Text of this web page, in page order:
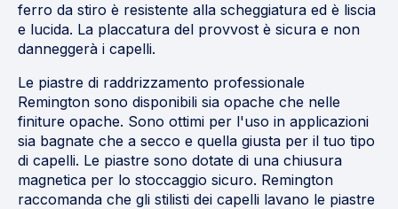
ferro da stiro è resistente alla scheggiatura ed è liscia
e lucida. La placcatura del provvost è sicura e non
danneggerà i capelli.
Le piastre di raddrizzamento professionale
Remington sono disponibili sia opache che nelle
finiture opache. Sono ottimi per l'uso in applicazioni
sia bagnate che a secco e quella giusta per il tuo tipo
di capelli. Le piastre sono dotate di una chiusura
magnetica per lo stoccaggio sicuro. Remington
raccomanda che gli stilisti dei capelli lavano le piastre